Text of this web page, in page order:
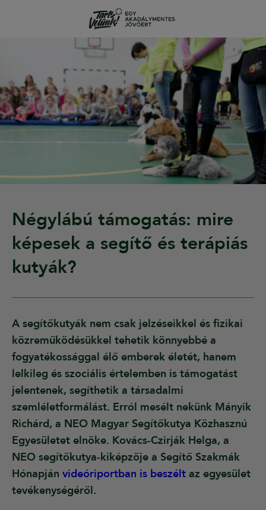
Négylábú támogatás: mire
képesek a segítő és terápiás
kutyák?
A segítőkutyák nem csak jelzéseikkel és fizikai
közreműködésükkel tehetik könnyebbé a
fogyatékossággal élő emberek életét, hanem
lelkileg és szociális értelemben is támogatást
jelentenek, segíthetik a társadalmi
szemléletformálást. Erról mesélt nekünk Mányik
Richárd, a NEO Magyar Segítőkutya Közhasznú
Egyesületet elnöke. Kovács-Czirják Helga, a
NEO segítőkutya-kiképzője a Segítő Szakmák
Hónapján videóriportban is beszélt az egyesület
tevékenységéről.